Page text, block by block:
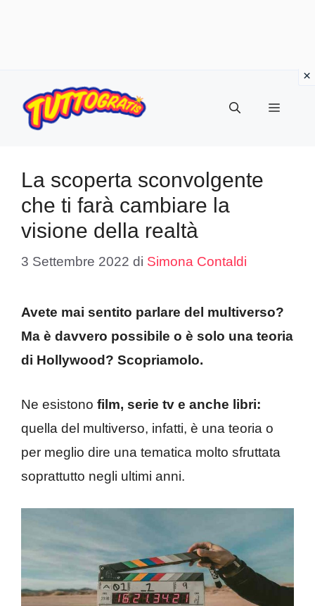
contenuto
Menu
La scoperta sconvolgente
che ti farà cambiare la
visione della realtà
3 Settembre 2022 di Simona Contaldi
Avete mai sentito parlare del multiverso?
Ma è davvero possibile o è solo una teoria
di Hollywood? Scopriamolo.
Ne esistono film, serie tv e anche libri:
quella del multiverso, infatti, è una teoria o
per meglio dire una tematica molto sfruttata
soprattutto negli ultimi anni.